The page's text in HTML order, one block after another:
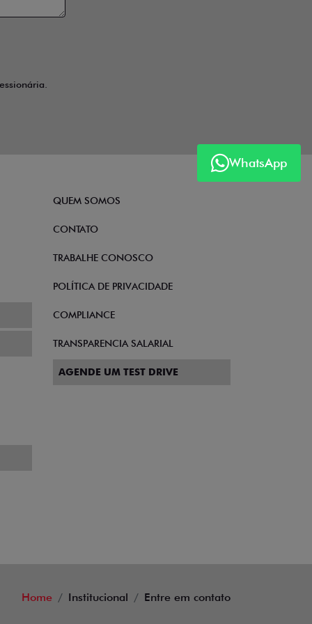
WhatsApp
QUEM SOMOS
CONTATO
TRABALHE CONOSCO
POLÍTICA DE PRIVACIDADE
COMPLIANCE
TRANSPARENCIA SALARIAL
AGENDE UM TEST DRIVE
Home Institucional Entre em contato